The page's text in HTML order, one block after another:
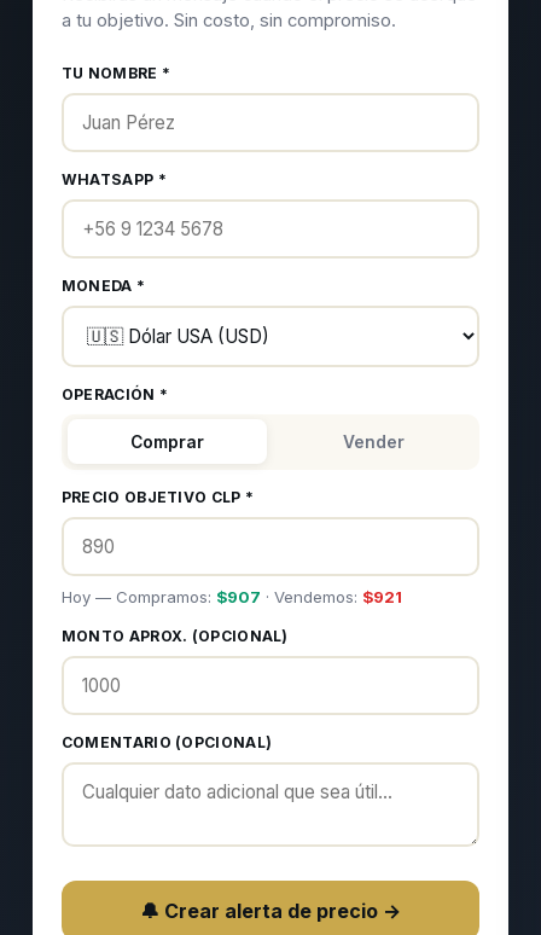
a tu objetivo. Sin costo, sin compromiso.
TU NOMBRE *
WHATSAPP *
MONEDA *
OPERACIÓN *
Comprar Vender
PRECIO OBJETIVO CLP *
Hoy — Compramos: $907 · Vendemos: $921
MONTO APROX. (OPCIONAL)
COMENTARIO (OPCIONAL)
🔔 Crear alerta de precio →